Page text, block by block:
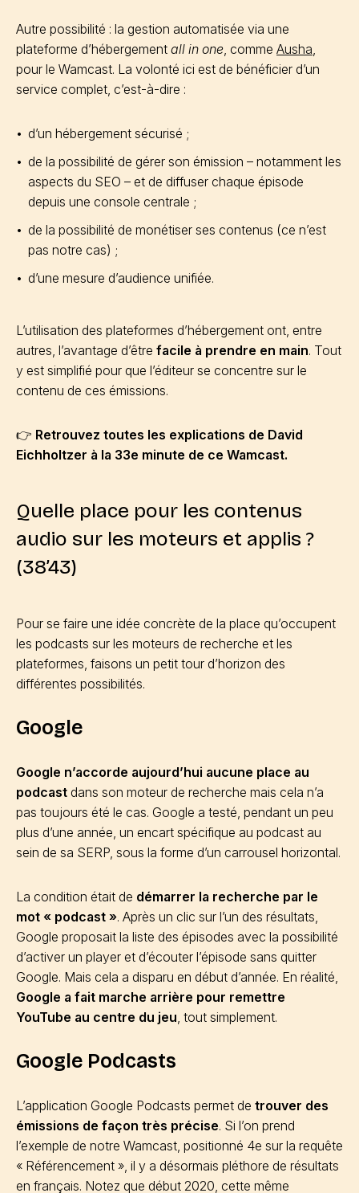
Autre possibilité : la gestion automatisée via une
plateforme d’hébergement all in one, comme Ausha,
pour le Wamcast. La volonté ici est de bénéficier d’un
service complet, c’est-à-dire :
d’un hébergement sécurisé ;
de la possibilité de gérer son émission – notamment les
aspects du SEO – et de diffuser chaque épisode
depuis une console centrale ;
de la possibilité de monétiser ses contenus (ce n’est
pas notre cas) ;
d’une mesure d’audience unifiée.
L’utilisation des plateformes d’hébergement ont, entre
autres, l’avantage d’être facile à prendre en main. Tout
y est simplifié pour que l’éditeur se concentre sur le
contenu de ces émissions.
👉 Retrouvez toutes les explications de David
Eichholtzer à la 33e minute de ce Wamcast.
Quelle place pour les contenus
audio sur les moteurs et applis ?
(38’43)
Pour se faire une idée concrète de la place qu’occupent
les podcasts sur les moteurs de recherche et les
plateformes, faisons un petit tour d’horizon des
différentes possibilités.
Google
Google n’accorde aujourd’hui aucune place au
podcast dans son moteur de recherche mais cela n’a
pas toujours été le cas. Google a testé, pendant un peu
plus d’une année, un encart spécifique au podcast au
sein de sa SERP, sous la forme d’un carrousel horizontal.
La condition était de démarrer la recherche par le
mot « podcast ». Après un clic sur l’un des résultats,
Google proposait la liste des épisodes avec la possibilité
d’activer un player et d’écouter l’épisode sans quitter
Google. Mais cela a disparu en début d’année. En réalité,
Google a fait marche arrière pour remettre
YouTube au centre du jeu, tout simplement.
Google Podcasts
L’application Google Podcasts permet de trouver des
émissions de façon très précise. Si l’on prend
l’exemple de notre Wamcast, positionné 4e sur la requête
« Référencement », il y a désormais pléthore de résultats
en français. Notez que début 2020, cette même